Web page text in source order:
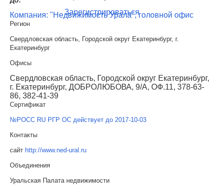
Зарегистрироваться
Компания: "Недвижимость Урала", головной офис
Регион
Свердловская область, Городской округ Екатеринбург, г.
Екатеринбург
Офисы
Свердловская область, Городской округ Екатеринбург,
г. Екатеринбург, ДОБРОЛЮБОВА, 9/А, ОФ.11, 378-63-
86, 382-41-39
Сертификат
№РОСС RU РГР ОС действует до 2017-10-03
Контакты
сайт http://www.ned-ural.ru
Объединения
Уральская Палата недвижимости